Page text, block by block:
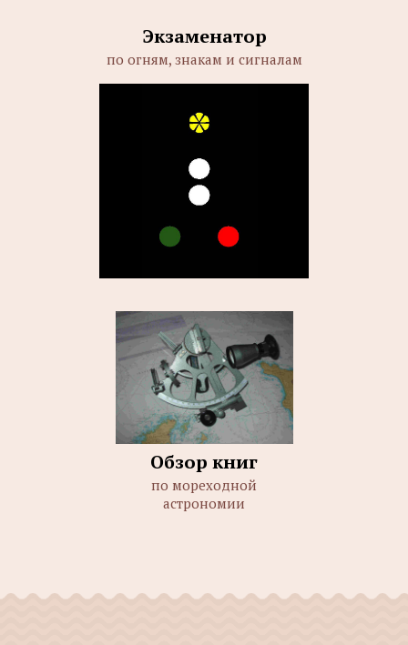
Экзаменатор
по огням, знакам и сигналам
Обзор книг
по мореходной
астрономии